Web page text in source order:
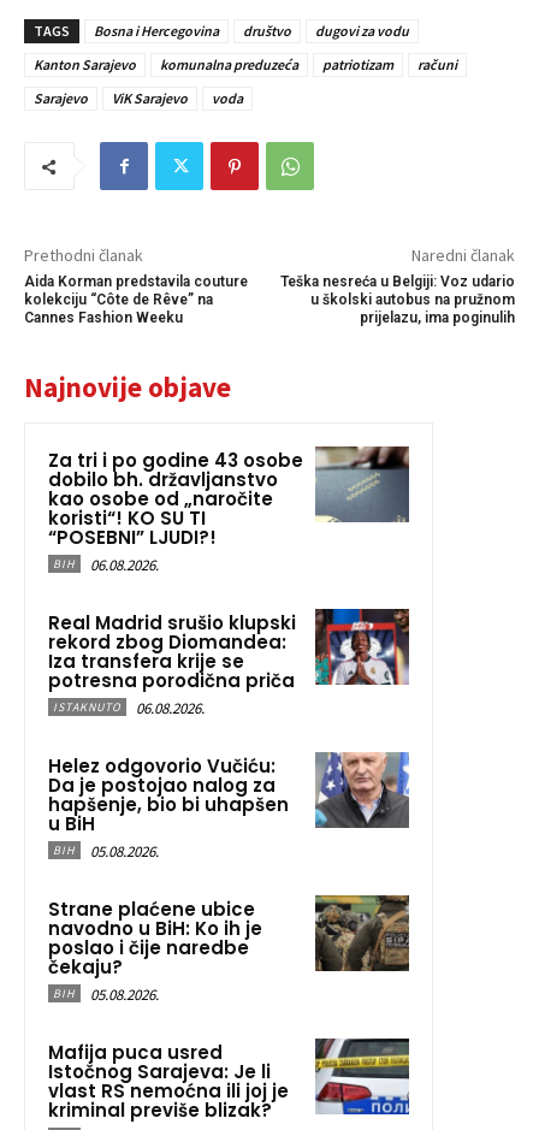
TAGS Bosna i Hercegovina društvo
dugovi za vodu
Kanton Sarajevo
komunalna preduzeća patriotizam
računi
Sarajevo
ViK Sarajevo voda
Prethodni članak
Aida Korman predstavila couture
kolekciju “Côte de Rêve” na
Cannes Fashion Weeku
Naredni članak
Teška nesreća u Belgiji: Voz udario
u školski autobus na pružnom
prijelazu, ima poginulih
Najnovije objave
Za tri i po godine 43 osobe
dobilo bh. državljanstvo
kao osobe od „naročite
koristi“! KO SU TI
“POSEBNI” LJUDI?!
BIH 06.08.2026.
Real Madrid srušio klupski
rekord zbog Diomandea:
Iza transfera krije se
potresna porodična priča
ISTAKNUTO 06.08.2026.
Helez odgovorio Vučiću:
Da je postojao nalog za
hapšenje, bio bi uhapšen
u BiH
BIH 05.08.2026.
Strane plaćene ubice
navodno u BiH: Ko ih je
poslao i čije naredbe
čekaju?
BIH 05.08.2026.
Mafija puca usred
Istočnog Sarajeva: Je li
vlast RS nemoćna ili joj je
kriminal previše blizak?